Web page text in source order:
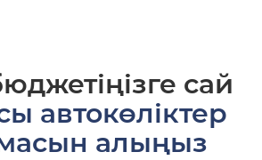
сай
автокөліктер
алыңыз